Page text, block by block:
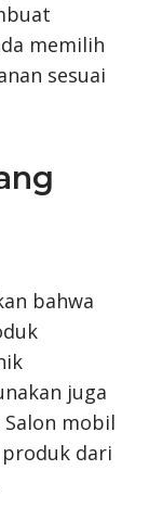
memilih
sesuai
bahwa
juga
mobil
dari